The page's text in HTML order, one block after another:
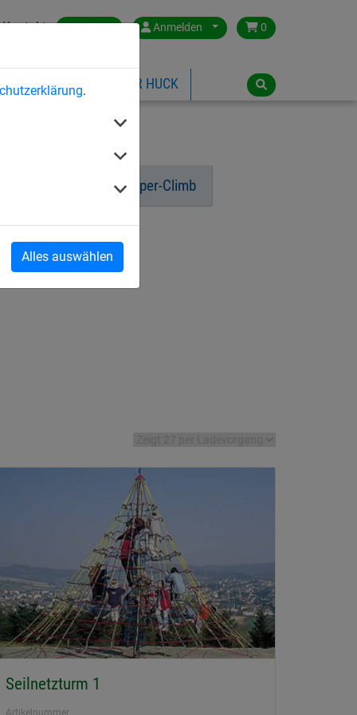
.
Alles auswählen
Kontakt Austria Anmelden 0
ÜBER HUCK
Super-Climb
Seilnetzturm 1
Artikelnummer